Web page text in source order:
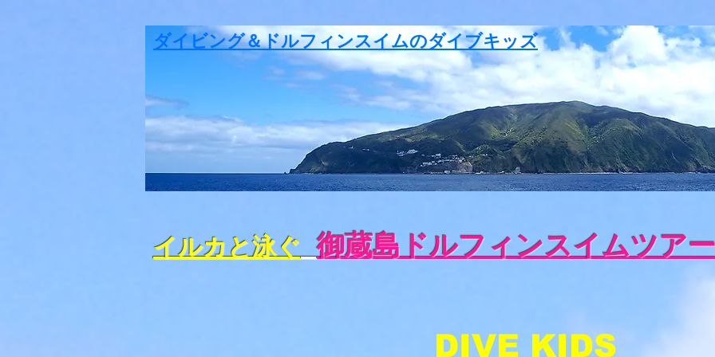
ダイビング＆ドルフィンスイムのダイブキッズ
イルカと泳ぐ 御蔵島ドルフィンスイムツアー
DIVE KIDS